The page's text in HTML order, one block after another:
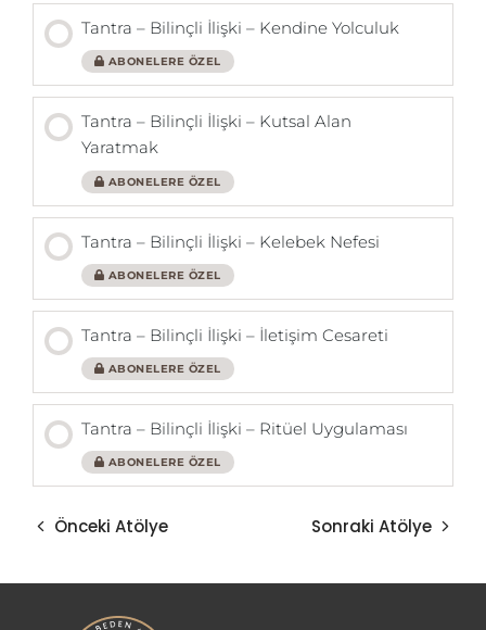
Tantra – Bilinçli İlişki – Kendine Yolculuk
ABONELERE ÖZEL
Tantra – Bilinçli İlişki – Kutsal Alan
Yaratmak
ABONELERE ÖZEL
Tantra – Bilinçli İlişki – Kelebek Nefesi
ABONELERE ÖZEL
Tantra – Bilinçli İlişki – İletişim Cesareti
ABONELERE ÖZEL
Tantra – Bilinçli İlişki – Ritüel Uygulaması
ABONELERE ÖZEL
Önceki Atölye Sonraki Atölye